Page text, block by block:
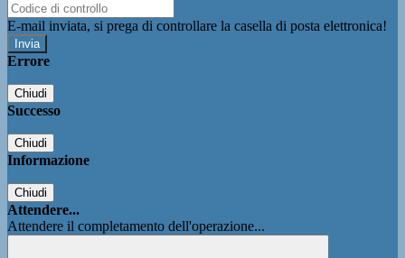
E-mail inviata, si prega di controllare la casella di posta elettronica!
Errore
Chiudi
Successo
Chiudi
Informazione
Chiudi
Attendere...
Attendere il completamento dell'operazione...